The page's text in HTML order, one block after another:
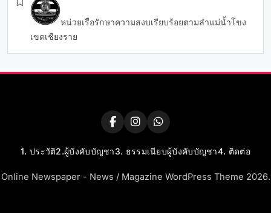
หน่วยเรือรักษาความสงบเรียบร้อยตามลำแม่น้ำโขง
เขตเชียงราย
1. ประวัติ2.ผู้บังคับบัญชา3. ธรรมเนียบผู้บังคับบัญชา4. ติดต่อ
Online Newspaper - News / Magazine WordPress Theme 2026.